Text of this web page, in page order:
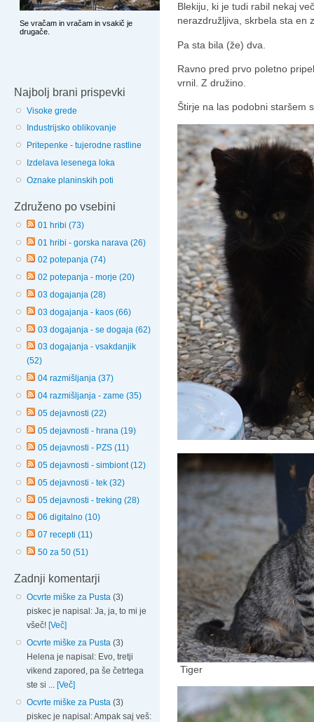
Najbolj brani prispevki
Visoke grede
Industrijsko oblikovanje
Pritepenke - tujerodne rastline
Izdelava lesenega loka
Oznake planinskih poti
Združeno po vsebini
01 hribi (73)
01 hribi - gorska narava (26)
02 potepanja (74)
02 potepanja - morje (20)
03 dogajanja (28)
03 dogajanja - kaos (66)
03 dogajanja - se dogaja (62)
03 dogajanja - vsakdanjik
(52)
04 razmišljanja (37)
04 razmišljanja - zame (35)
05 dejavnosti (22)
05 dejavnosti - hrana (19)
05 dejavnosti - PZS (11)
05 dejavnosti - simbiont (12)
05 dejavnosti - tek (32)
05 dejavnosti - treking (28)
06 digitalno (10)
07 recepti (11)
50 za 50 (51)
Zadnji komentarji
Ocvrte miške za Pusta (3)
piskec je napisal: Ja, ja, to mi je
všeč! [Več]
Ocvrte miške za Pusta (3)
Helena je napisal: Evo, tretji
vikend zapored, pa še četrtega
ste si ... [Več]
Ocvrte miške za Pusta (3)
piskec je napisal: Ampak saj veš:
Blekiju, ki je tudi rabil nekaj
nerazdružljiva, skrbela sta en
Pa sta bila (že) dva.
Ravno pred prvo poletno
vrnil. Z družino.
Štirje na las podobni staršem
Tiger